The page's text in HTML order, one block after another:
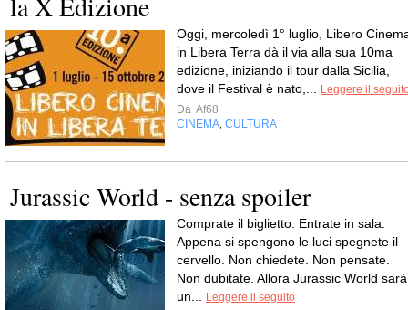
Oggi, mercoledì 1° luglio, Libero
in Libera Terra dà il via alla sua 10ma
edizione, iniziando il tour dalla Sicilia,
dove il Festival è nato,...
Leggere il
Da Af68
CINEMA CULTURA
Jurassic World - senza spoiler
Comprate il biglietto. Entrate in sala.
Appena si spengono le luci spegnete il
cervello. Non chiedete. Non pensate.
Non dubitate. Allora Jurassic World sarà
un...
Leggere il seguito